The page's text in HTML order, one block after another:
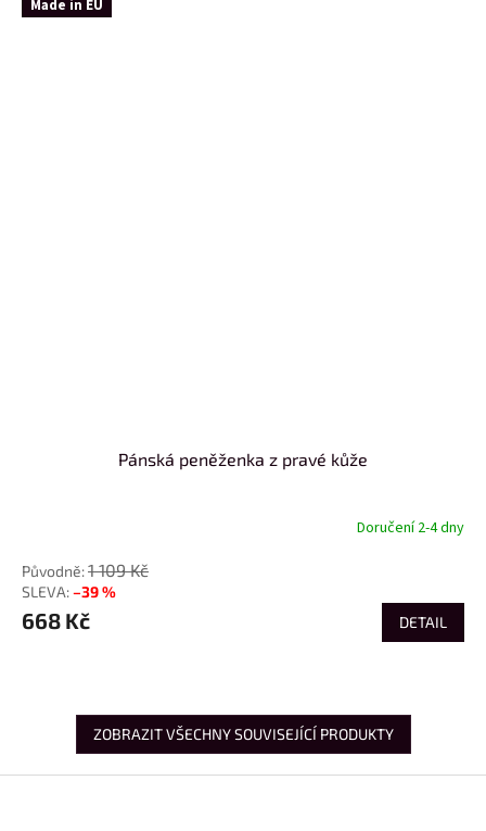
Made in EU
Pánská peněženka z pravé kůže
Doručení 2-4 dny
1 109 Kč
–39 %
668 Kč DETAIL
ZOBRAZIT VŠECHNY SOUVISEJÍCÍ PRODUKTY